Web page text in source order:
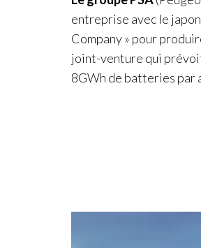
entreprise avec le
Company » pour
joint-venture qui
8GWh de batteries par